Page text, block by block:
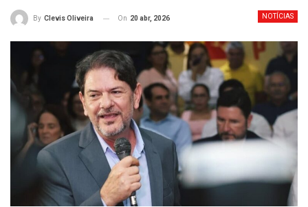
NOTÍCIAS
By Clevis Oliveira On 20 abr, 2026